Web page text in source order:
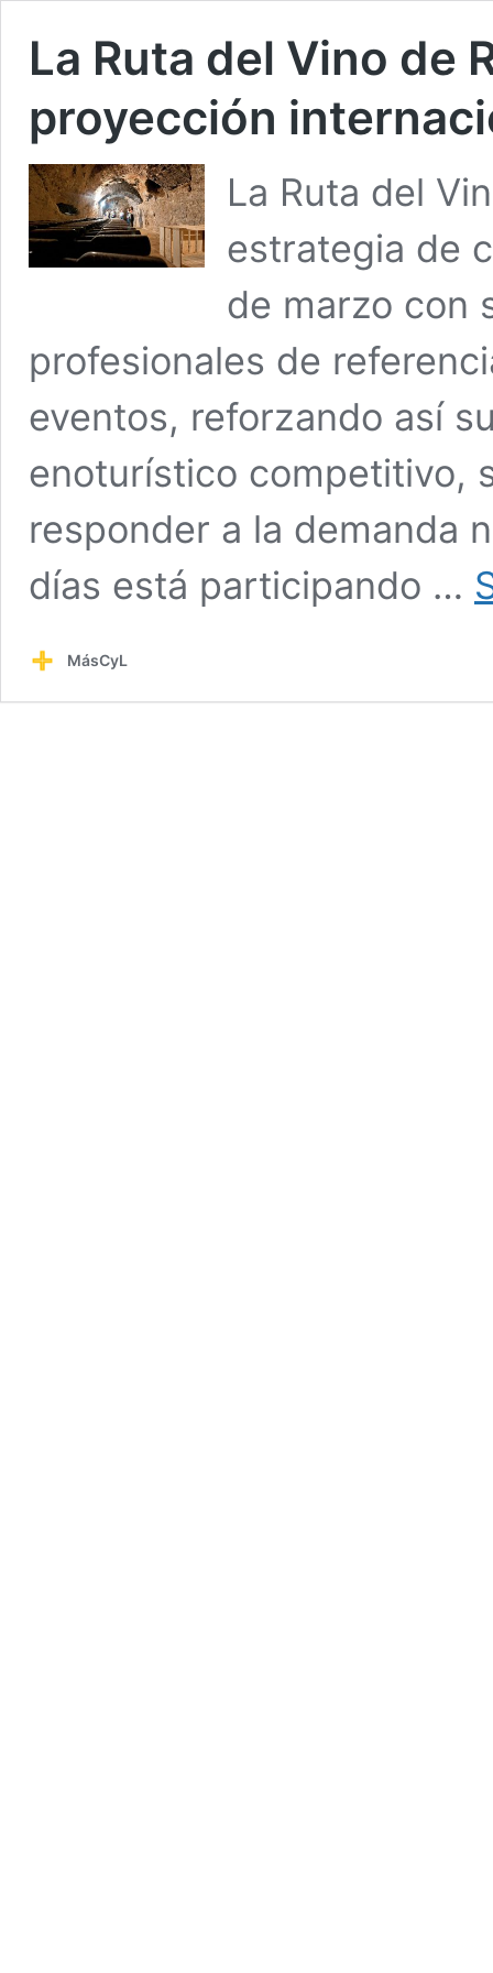
La Ruta del Vino de
proyección
La Ruta del
estrategia de
de marzo con
profesionales de
eventos, reforzando así
enoturístico competitivo,
responder a la demanda
días está participando …
MásCyL